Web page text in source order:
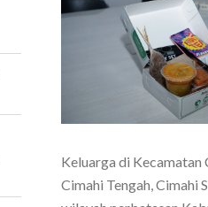
Keluarga di Kecamatan
Cimahi Tengah, Cimahi